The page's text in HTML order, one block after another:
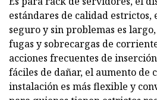
estándares de calidad
seguro y sin problemas es
fugas y sobrecargas de
acciones frecuentes de
fáciles de dañar, el aumento de
instalación es más flexible y